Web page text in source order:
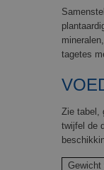
tagetes
Zie tabel,
twijfel de
Gewicht